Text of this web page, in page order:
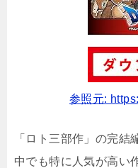
参照元:
「ロト三部作」の完
中でも特に人気が高い